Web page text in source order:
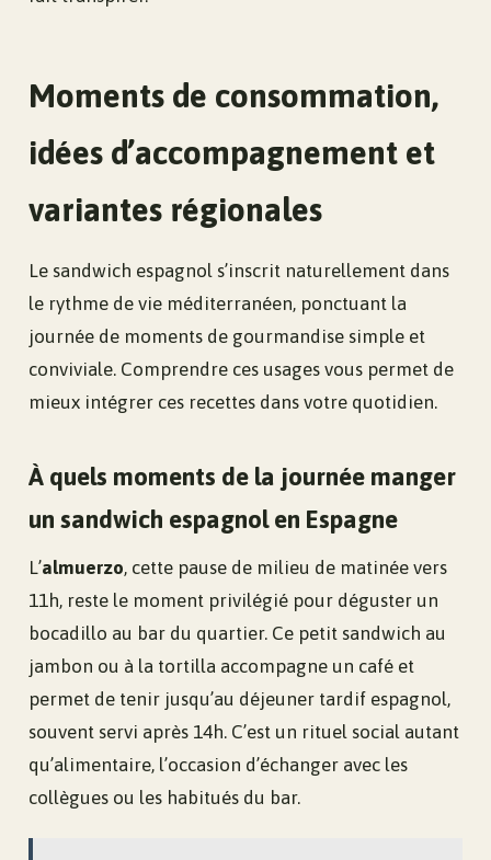
Moments de consommation,
idées d’accompagnement et
variantes régionales
Le sandwich espagnol s’inscrit naturellement dans
le rythme de vie méditerranéen, ponctuant la
journée de moments de gourmandise simple et
conviviale. Comprendre ces usages vous permet de
mieux intégrer ces recettes dans votre quotidien.
À quels moments de la journée manger
un sandwich espagnol en Espagne
L’almuerzo, cette pause de milieu de matinée vers
11h, reste le moment privilégié pour déguster un
bocadillo au bar du quartier. Ce petit sandwich au
jambon ou à la tortilla accompagne un café et
permet de tenir jusqu’au déjeuner tardif espagnol,
souvent servi après 14h. C’est un rituel social autant
qu’alimentaire, l’occasion d’échanger avec les
collègues ou les habitués du bar.